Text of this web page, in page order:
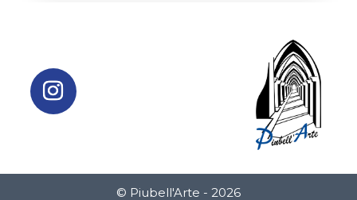
© Piubell'Arte - 2026